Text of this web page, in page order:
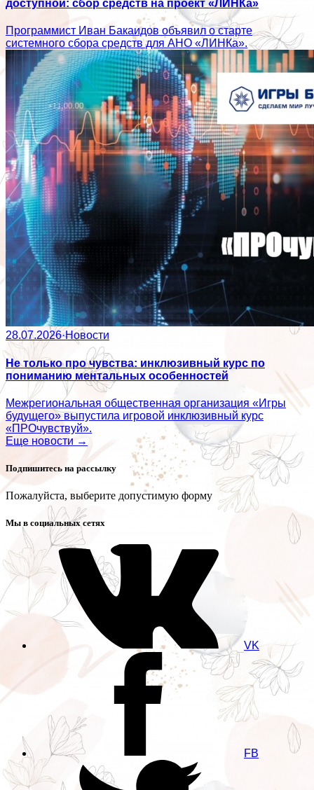
доступной: сбор средств на проект «ЛИНКа»
Программист Иван Бакаидов объявил о старте
системного сбора средств для АНО «ЛИНКа».
28.07.2026·Новости
Не только про чувства: инклюзивный курс по
пониманию ментальных особенностей
Межрегиональная общественная организация «Игры
будущего» выпустила игровой инклюзивный курс
«ПРОчувствуй».
Еще новости →
Подпишитесь на рассылку
Пожалуйста, выберите допустимую форму
Мы в социальных сетях
VK
FB